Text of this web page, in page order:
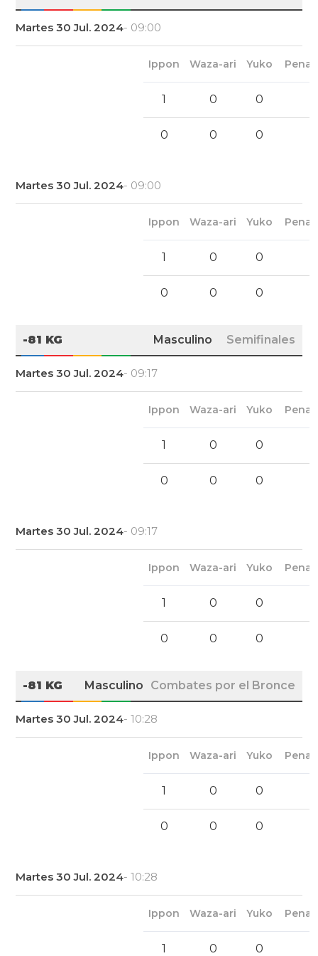
Martes 30 Jul. 2024- 09:00
Ippon Waza-ari Yuko
1 0 0
0 0 0
Martes 30 Jul. 2024- 09:00
Ippon Waza-ari Yuko
1 0 0
0 0 0
-81 KG Masculino Semifinales
Martes 30 Jul. 2024- 09:17
Ippon Waza-ari Yuko
1 0 0
0 0 0
Martes 30 Jul. 2024- 09:17
Ippon Waza-ari Yuko
1 0 0
0 0 0
-81 KG Masculino Combates por el Bronce
Martes 30 Jul. 2024- 10:28
Ippon Waza-ari Yuko
1 0 0
0 0 0
Martes 30 Jul. 2024- 10:28
Ippon Waza-ari Yuko
1 0 0